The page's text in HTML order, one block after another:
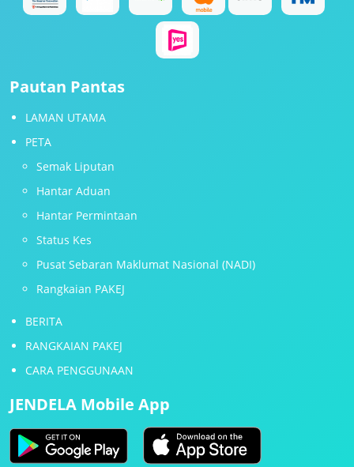
Pautan Pantas
LAMAN UTAMA
PETA
Semak Liputan
Hantar Aduan
Hantar Permintaan
Status Kes
Pusat Sebaran Maklumat Nasional (NADI)
Rangkaian PAKEJ
BERITA
RANGKAIAN PAKEJ
CARA PENGGUNAAN
JENDELA Mobile App